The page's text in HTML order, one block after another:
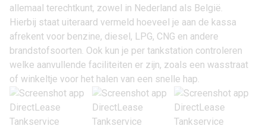
allemaal terechtkunt, zowel in Nederland als België.
Hierbij staat uiteraard vermeld hoeveel je aan de kassa
afrekent voor benzine, diesel, LPG, CNG en andere
brandstofsoorten. Ook kun je per tankstation controleren
welke aanvullende faciliteiten er zijn, zoals een wasstraat
of winkeltje voor het halen van een snelle hap.